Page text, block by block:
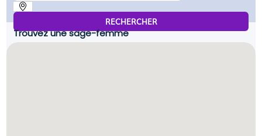
RECHERCHER
Trouvez une sage-femme